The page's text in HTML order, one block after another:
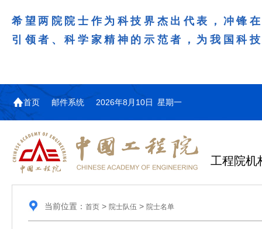
希望两院院士作为科技界杰出代表，冲锋
引领者、科学家精神的示范者，为我国科
首页 邮件系统 2026年8月10日 星期一
工程院机
当前位置： 首页> 院士队伍 > 院士名单